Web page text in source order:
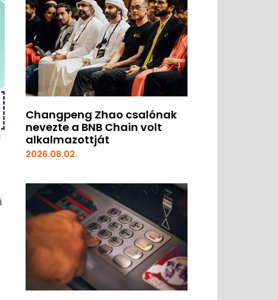
Changpeng Zhao csalónak
nevezte a BNB Chain volt
alkalmazottját
2026.08.02.